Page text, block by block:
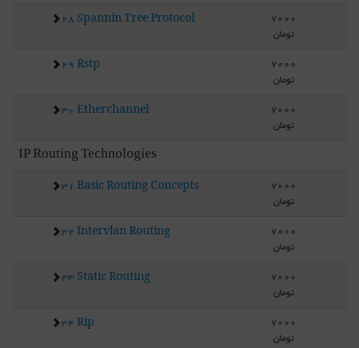
28 Spannin Tree Protocol
7000
تومان
29 Rstp
7000
تومان
30 Etherchannel
7000
تومان
IP Routing Technologies
31 Basic Routing Concepts
7000
تومان
32 Intervlan Routing
7000
تومان
33 Static Routing
7000
تومان
34 Rip
7000
تومان